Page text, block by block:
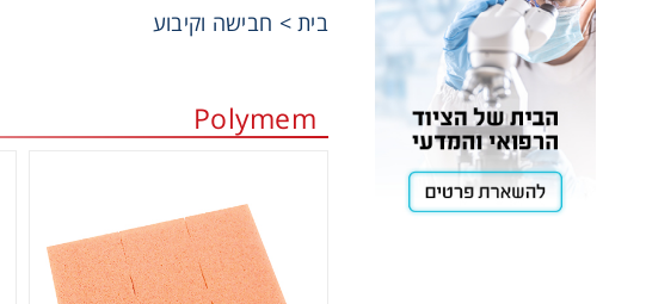
בית> חבישה וקיבוע
Polymem
Concentration